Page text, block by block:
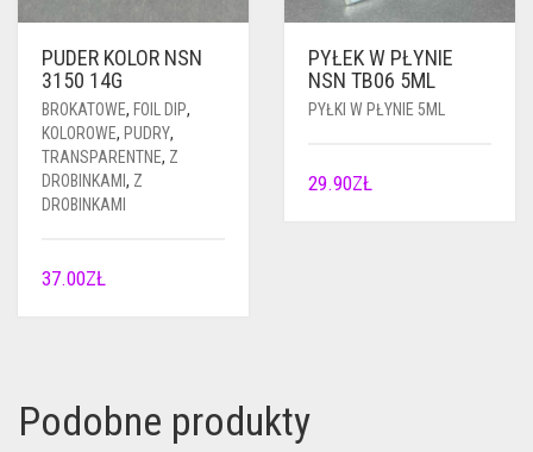
PUDER KOLOR NSN
3150 14G
BROKATOWE, FOIL DIP,
KOLOROWE, PUDRY,
TRANSPARENTNE, Z
DROBINKAMI , Z
DROBINKAMI
37.00ZŁ
PYŁEK W PŁYNIE
NSN TB06 5ML
PYŁKI W PŁYNIE 5ML
29.90ZŁ
Podobne produkty